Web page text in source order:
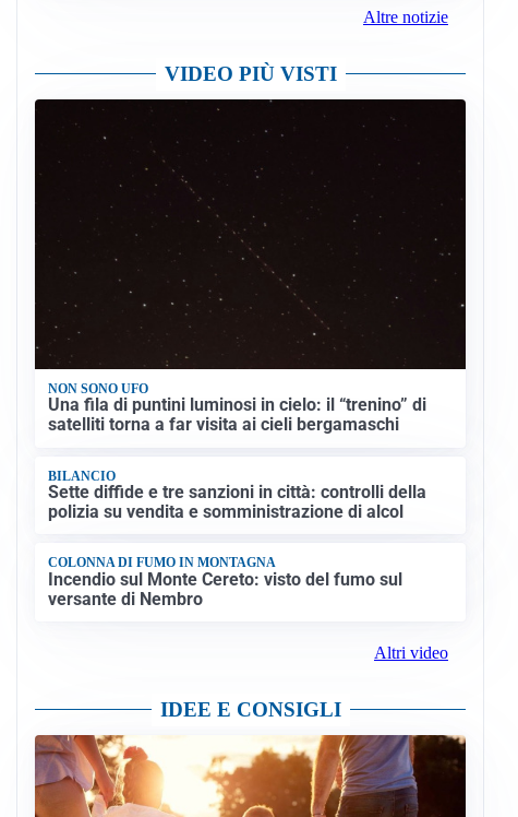
Altre notizie
VIDEO PIÙ VISTI
NON SONO UFO
Una fila di puntini luminosi in cielo: il “trenino” di
satelliti torna a far visita ai cieli bergamaschi
BILANCIO
Sette diffide e tre sanzioni in città: controlli della
polizia su vendita e somministrazione di alcol
COLONNA DI FUMO IN MONTAGNA
Incendio sul Monte Cereto: visto del fumo sul
versante di Nembro
Altri video
IDEE E CONSIGLI